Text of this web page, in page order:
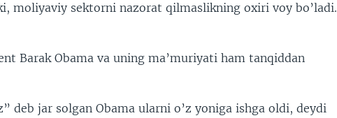
moliyaviy sektorni nazorat qilmaslikning oxiri voy bo’ladi.
Barak Obama va uning ma’muriyati ham tanqiddan
deb jar solgan Obama ularni o’z yoniga ishga oldi, deydi